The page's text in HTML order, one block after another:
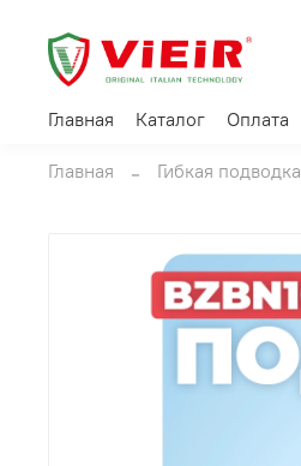
Главная Каталог Оплата
Главная Гибкая подводка